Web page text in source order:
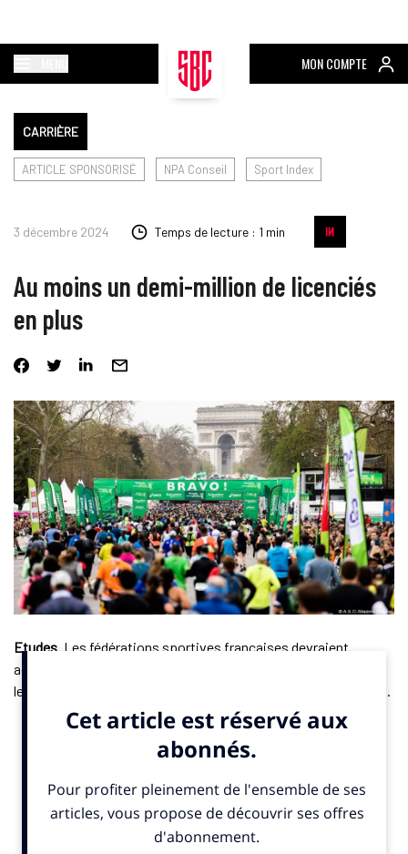
MON COMPTE
CARRIÈRE
ARTICLE SPONSORISÉ NPA Conseil Sport Index
3 décembre 2024 Temps de lecture : 1 min
Au moins un demi-million de licenciés
en plus
Etudes. Les fédérations sportives françaises devraient
accueillir plus de 500 000 nouveaux licenciés en 2024, selon
les projections de l’étude Sport Index réalisée par NPA Conseil.
Cette étude, qui porte sur 39 disciplines olympiques et
paralympiques, prévoit que le nombre total de licenciés
pourrait atteindre 9,9 millions, soit une augmentation de 5,7 %
complète, à laquelle a contribué SportBusiness.Club, sera
publiée début 2025. Elle analysera non seulement les tendances
en matière de licences, mais aussi l’attractivité marketing des